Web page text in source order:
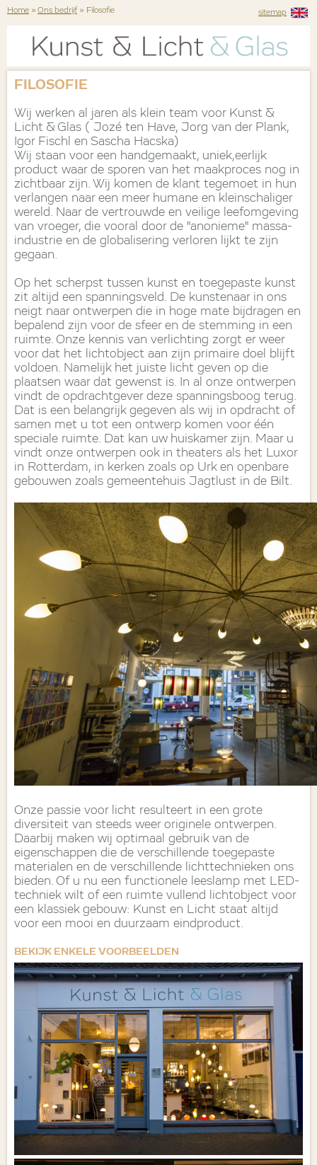
Home » Ons bedrijf » Filosofie sitemap
FILOSOFIE
Wij werken al jaren als klein team voor Kunst &
Licht & Glas ( Jozé ten Have, Jorg van der Plank,
Igor Fischl en Sascha Hacska)
Wij staan voor een handgemaakt, uniek,eerlijk
product waar de sporen van het maakproces nog in
zichtbaar zijn. Wij komen de klant tegemoet in hun
verlangen naar een meer humane en kleinschaliger
wereld. Naar de vertrouwde en veilige leefomgeving
van vroeger, die vooral door de "anonieme" massa-
industrie en de globalisering verloren lijkt te zijn
gegaan.
Op het scherpst tussen kunst en toegepaste kunst
zit altijd een spanningsveld. De kunstenaar in ons
neigt naar ontwerpen die in hoge mate bijdragen en
bepalend zijn voor de sfeer en de stemming in een
ruimte. Onze kennis van verlichting zorgt er weer
voor dat het lichtobject aan zijn primaire doel blijft
voldoen. Namelijk het juiste licht geven op die
plaatsen waar dat gewenst is. In al onze ontwerpen
vindt de opdrachtgever deze spanningsboog terug.
Dat is een belangrijk gegeven als wij in opdracht of
samen met u tot een ontwerp komen voor één
speciale ruimte. Dat kan uw huiskamer zijn. Maar u
vindt onze ontwerpen ook in theaters als het Luxor
in Rotterdam, in kerken zoals op Urk en openbare
gebouwen zoals gemeentehuis Jagtlust in de Bilt.
Onze passie voor licht resulteert in een grote
diversiteit van steeds weer originele ontwerpen.
Daarbij maken wij optimaal gebruik van de
eigenschappen die de verschillende toegepaste
materialen en de verschillende lichttechnieken ons
bieden. Of u nu een functionele leeslamp met LED-
techniek wilt of een ruimte vullend lichtobject voor
een klassiek gebouw: Kunst en Licht staat altijd
voor een mooi en duurzaam eindproduct.
BEKIJK ENKELE VOORBEELDEN